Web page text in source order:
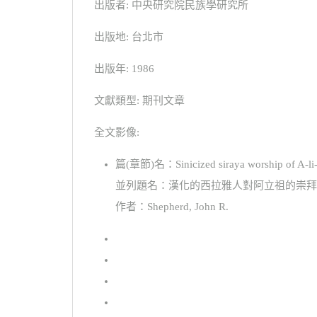
出版者: 中央研究院民族學研究所
出版地: 台北市
出版年: 1986
文獻類型: 期刊文章
全文影像:
篇(章節)名：Sinicized siraya worship of A-
並列題名：漢化的西拉雅人對阿立祖的崇拜
作者：Shepherd, John R.